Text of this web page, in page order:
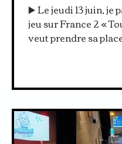
▶️ Le jeudi 13 juin, je
jeu sur France 2 «
veut prendre sa